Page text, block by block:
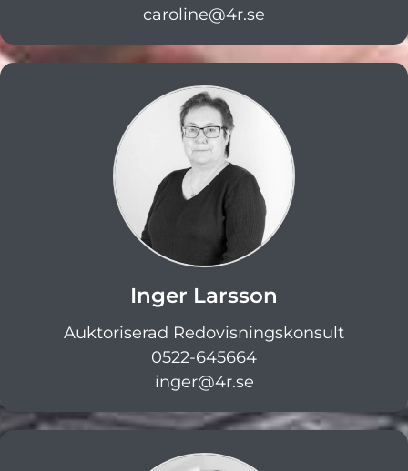
caroline@4r.se
Inger Larsson
Auktoriserad Redovisningskonsult
0522-645664
inger@4r.se